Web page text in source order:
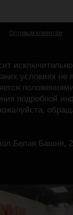
Оптовым клиентам
исключительно
условиях не
подробной
Белая Башня,